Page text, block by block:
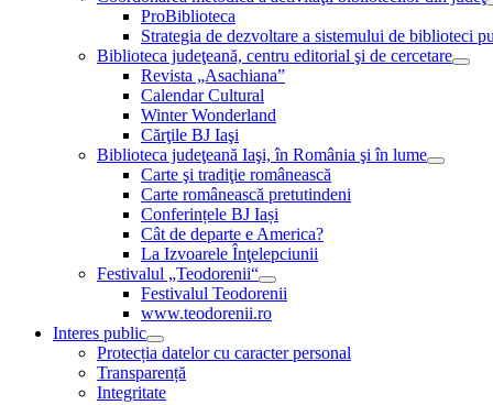
ProBiblioteca
Strategia de dezvoltare a sistemului de biblioteci
Biblioteca judeţeană, centru editorial şi de cercetare
Revista „Asachiana”
Calendar Cultural
Winter Wonderland
Cărţile BJ Iaşi
Biblioteca judeţeană Iaşi, în România şi în lume
Carte şi tradiţie românească
Carte românească pretutindeni
Conferințele BJ Iași
Cât de departe e America?
La Izvoarele Înţelepciunii
Festivalul „Teodorenii“
Festivalul Teodorenii
www.teodorenii.ro
Interes public
Protecția datelor cu caracter personal
Transparență
Integritate